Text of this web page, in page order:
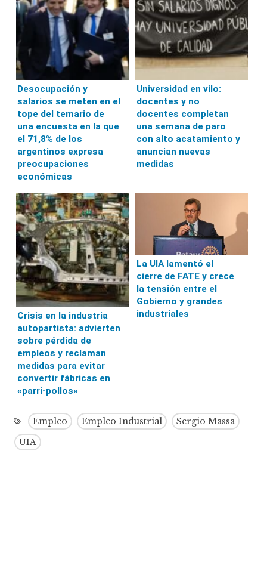
Desocupación y
salarios se meten en el
tope del temario de
una encuesta en la que
el 71,8% de los
argentinos expresa
preocupaciones
económicas
Universidad en vilo:
docentes y no
docentes completan
una semana de paro
con alto acatamiento y
anuncian nuevas
medidas
Crisis en la industria
autopartista: advierten
sobre pérdida de
empleos y reclaman
medidas para evitar
convertir fábricas en
«parri-pollos»
La UIA lamentó el
cierre de FATE y crece
la tensión entre el
Gobierno y grandes
industriales
Empleo Empleo Industrial
Sergio Massa
UIA